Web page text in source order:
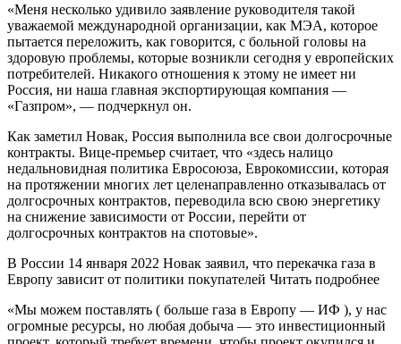
«Меня несколько удивило заявление руководителя такой
уважаемой международной организации, как МЭА, которое
пытается переложить, как говорится, с больной головы на
здоровую проблемы, которые возникли сегодня у европейских
потребителей. Никакого отношения к этому не имеет ни
Россия, ни наша главная экспортирующая компания —
«Газпром», — подчеркнул он.
Как заметил Новак, Россия выполнила все свои долгосрочные
контракты. Вице-премьер считает, что «здесь налицо
недальновидная политика Евросоюза, Еврокомиссии, которая
на протяжении многих лет целенаправленно отказывалась от
долгосрочных контрактов, переводила всю свою энергетику
на снижение зависимости от России, перейти от
долгосрочных контрактов на спотовые».
В России 14 января 2022 Новак заявил, что перекачка газа в
Европу зависит от политики покупателей Читать подробнее
«Мы можем поставлять ( больше газа в Европу — ИФ ), у нас
огромные ресурсы, но любая добыча — это инвестиционный